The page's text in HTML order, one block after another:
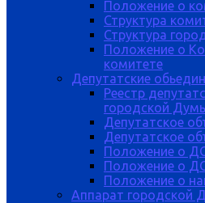
Положение о
Структура
Структура
Положение о
комитете
Депутатские
Реестр
городской
Депутатское
Депутатское
Положение о
Положение о
Положение о
Аппарат городской